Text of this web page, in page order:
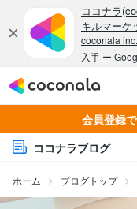
会員登録
ココナラブログ
ホーム ブログトップ